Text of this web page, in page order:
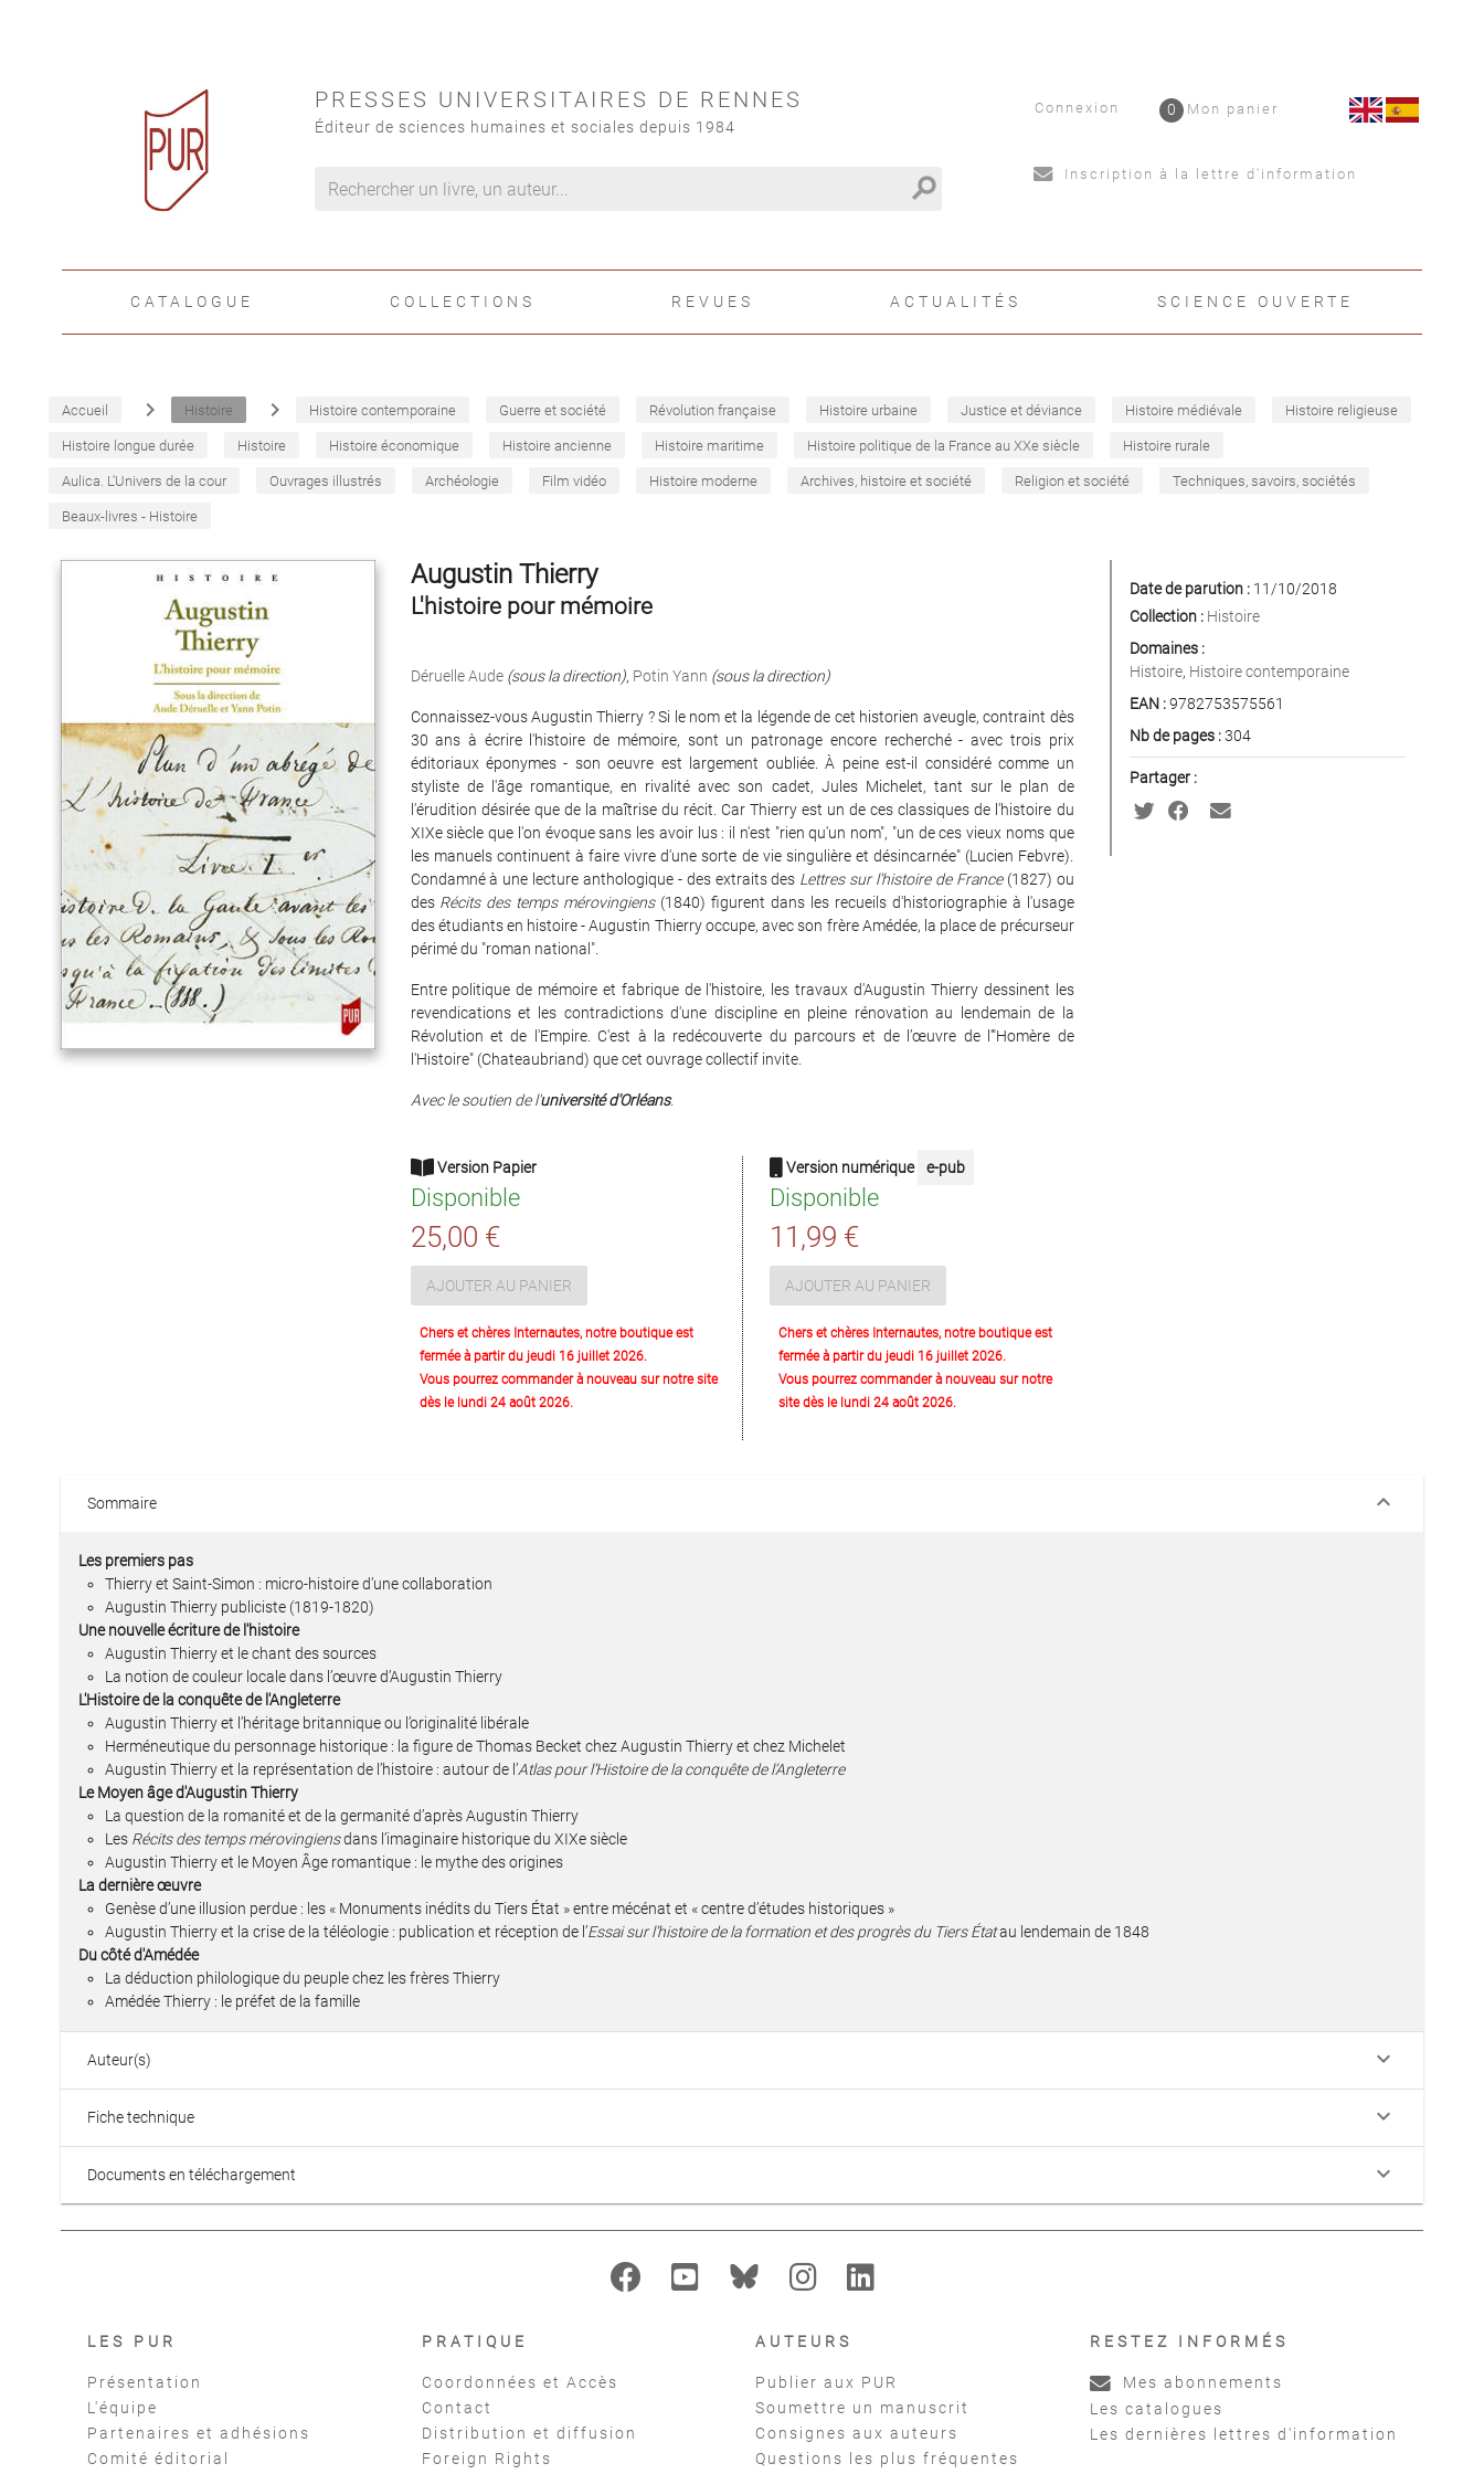
PRESSES UNIVERSITAIRES DE RENNES
Éditeur de sciences humaines et sociales depuis 1984
search
Connexion Mon panier
0
Inscription à la lettre d'information
CATALOGUE COLLECTIONS REVUES ACTUALITÉS SCIENCE OUVERTE
Accueil navigate_next Histoire navigate_next Histoire contemporaine Guerre et société Révolution française Histoire urbaine Justice et déviance Histoire médiévale Histoire religieuse
Histoire longue durée Histoire Histoire économique Histoire ancienne Histoire maritime Histoire politique de la France au XXe siècle Histoire rurale
Aulica. L'Univers de la cour Ouvrages illustrés Archéologie Film vidéo Histoire moderne Archives, histoire et société Religion et société Techniques, savoirs, sociétés
Beaux-livres - Histoire
Augustin Thierry
L'histoire pour mémoire
Déruelle Aude (sous la direction), Potin Yann (sous la direction)
Connaissez-vous Augustin Thierry ? Si le nom et la légende de cet historien aveugle, contraint dès
30 ans à écrire l'histoire de mémoire, sont un patronage encore recherché - avec trois prix
éditoriaux éponymes - son oeuvre est largement oubliée. À peine est-il considéré comme un
styliste de l'âge romantique, en rivalité avec son cadet, Jules Michelet, tant sur le plan de
l'érudition désirée que de la maîtrise du récit. Car Thierry est un de ces classiques de l'histoire du
XIXe siècle que l'on évoque sans les avoir lus : il n'est "rien qu'un nom", "un de ces vieux noms que
les manuels continuent à faire vivre d'une sorte de vie singulière et désincarnée" (Lucien Febvre).
Condamné à une lecture anthologique - des extraits des Lettres sur l'histoire de France(1827) ou
des Récits des temps mérovingiens(1840) figurent dans les recueils d'historiographie à l'usage
des étudiants en histoire - Augustin Thierry occupe, avec son frère Amédée, la place de précurseur
périmé du "roman national".
Entre politique de mémoire et fabrique de l'histoire, les travaux d'Augustin Thierry dessinent les
revendications et les contradictions d'une discipline en pleine rénovation au lendemain de la
Révolution et de l'Empire. C'est à la redécouverte du parcours et de l’œuvre de l'"Homère de
l'Histoire" (Chateaubriand) que cet ouvrage collectif invite.
Avec le soutien de l'université d'Orléans.
Version Papier
Disponible
25,00 €
AJOUTER AU PANIER
Chers et chères Internautes, notre boutique est
fermée à partir du jeudi 16 juillet 2026.
Vous pourrez commander à nouveau sur notre site
dès le lundi 24 août 2026.
Version numérique e-pub
Disponible
11,99 €
AJOUTER AU PANIER
Chers et chères Internautes, notre boutique est
fermée à partir du jeudi 16 juillet 2026.
Vous pourrez commander à nouveau sur notre
site dès le lundi 24 août 2026.
Date de parution :11/10/2018
Collection : Histoire
Domaines :
Histoire, Histoire contemporaine
EAN :9782753575561
Nb de pages :304
Partager :
Sommaire keyboard_arrow_down
Les premiers pas
Thierry et Saint-Simon : micro-histoire d’une collaboration
Augustin Thierry publiciste (1819-1820)
Une nouvelle écriture de l'histoire
Augustin Thierry et le chant des sources
La notion de couleur locale dans l’œuvre d’Augustin Thierry
L'Histoire de la conquête de l'Angleterre
Augustin Thierry et l’héritage britannique ou l’originalité libérale
Herméneutique du personnage historique : la figure de Thomas Becket chez Augustin Thierry et chez Michelet
Augustin Thierry et la représentation de l’histoire : autour de l’Atlas pour l’Histoire de la conquête de l’Angleterre
Le Moyen âge d'Augustin Thierry
La question de la romanité et de la germanité d’après Augustin Thierry
Les Récits des temps mérovingiensdans l’imaginaire historique du XIXe siècle
Augustin Thierry et le Moyen Âge romantique : le mythe des origines
La dernière œuvre
Genèse d’une illusion perdue : les « Monuments inédits du Tiers État » entre mécénat et « centre d’études historiques »
Augustin Thierry et la crise de la téléologie : publication et réception de l’Essai sur l’histoire de la formation et des progrès du Tiers Étatau lendemain de 1848
Du côté d'Amédée
La déduction philologique du peuple chez les frères Thierry
Amédée Thierry : le préfet de la famille
Auteur(s) keyboard_arrow_down
Fiche technique keyboard_arrow_down
Documents en téléchargement keyboard_arrow_down
LES PUR
Présentation
L'équipe
Partenaires et adhésions
Comité éditorial
PRATIQUE
Coordonnées et Accès
Contact
Distribution et diffusion
Foreign Rights
AUTEURS
Publier aux PUR
Soumettre un manuscrit
Consignes aux auteurs
Questions les plus fréquentes
RESTEZ INFORMÉS
Mes abonnements
Les catalogues
Les dernières lettres d'information